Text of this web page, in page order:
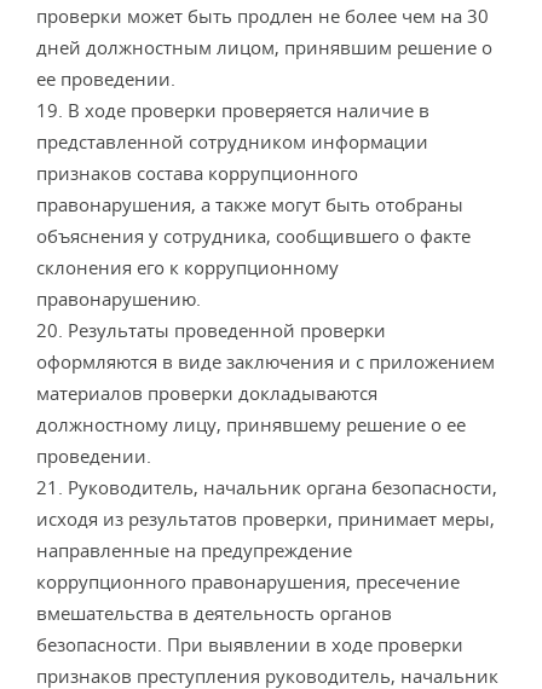
проверки может быть продлен не более чем на 30
дней должностным лицом, принявшим решение о
ее проведении.
19. В ходе проверки проверяется наличие в
представленной сотрудником информации
признаков состава коррупционного
правонарушения, а также могут быть отобраны
объяснения у сотрудника, сообщившего о факте
склонения его к коррупционному
правонарушению.
20. Результаты проведенной проверки
оформляются в виде заключения и с приложением
материалов проверки докладываются
должностному лицу, принявшему решение о ее
проведении.
21. Руководитель, начальник органа безопасности,
исходя из результатов проверки, принимает меры,
направленные на предупреждение
коррупционного правонарушения, пресечение
вмешательства в деятельность органов
безопасности. При выявлении в ходе проверки
признаков преступления руководитель, начальник